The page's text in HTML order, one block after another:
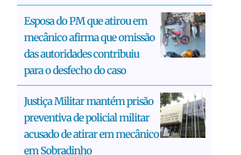
Esposa do PM que atirou em
mecânico afirma que omissão
das autoridades contribuiu
para o desfecho do caso
Justiça Militar mantém prisão
preventiva de policial militar
acusado de atirar em mecânico
em Sobradinho